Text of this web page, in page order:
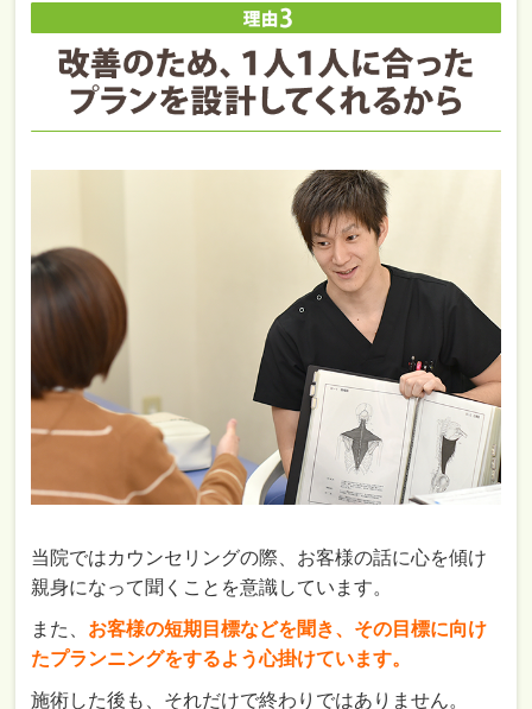
当院ではカウンセリングの際、お客様の話に心を傾け
親身になって聞くことを意識しています。
また、 お客様の短期目標などを聞き、その目標に向け
たプランニングをするよう心掛けています。
施術した後も、それだけで終わりではありません。